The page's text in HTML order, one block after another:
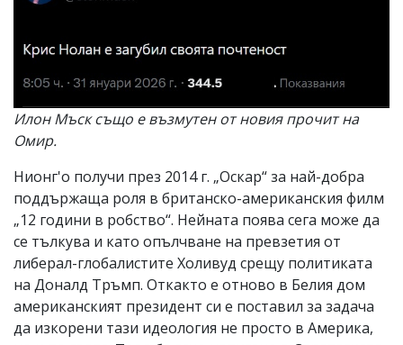
Илон Мъск също е възмутен от новия прочит на
Омир.
Нионг'о получи през 2014 г. „Оскар“ за най-добра
поддържаща роля в британско-американския филм
„12 години в робство“. Нейната поява сега може да
се тълкува и като опълчване на превзетия от
либерал-глобалистите Холивуд срещу политиката
на Доналд Тръмп. Откакто е отново в Белия дом
американският президент си е поставил за задача
да изкорени тази идеология не просто в Америка,